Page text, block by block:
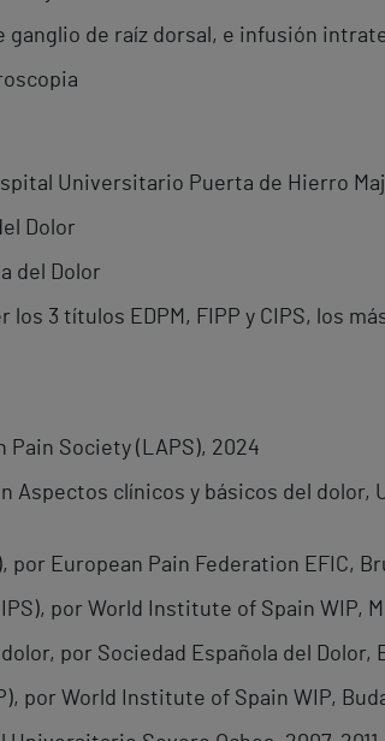
de raíz dorsal, e infusión
Universitario Puerta de Hierro
Dolor
del Dolor
3 títulos EDPM, FIPP y CIPS, los
Society (LAPS), 2024
Aspectos clínicos y básicos del dolor,
por European Pain Federation EFIC,
por World Institute of Spain WIP,
por Sociedad Española del Dolor,
por World Institute of Spain WIP,